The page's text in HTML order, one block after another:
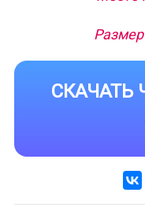
Размер
СКАЧАТЬ